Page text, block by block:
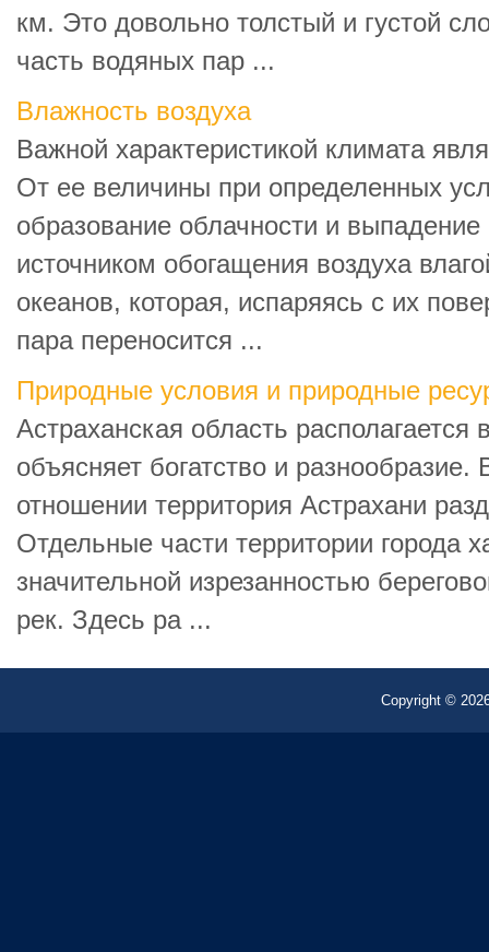
км. Это довольно толстый и густой
часть водяных пар ...
Влажность воздуха
Важной характеристикой климата
От ее величины при определенных
образование облачности и
источником обогащения воздуха
океанов, которая, испаряясь с их
пара переносится ...
Природные условия и природные
Астраханская область
объясняет богатство и
отношении территория Астрахани
Отдельные части территории города
значительной изрезанностью
рек. Здесь ра ...
Copyright ©